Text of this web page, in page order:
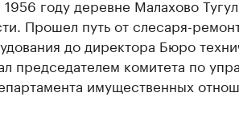
году деревне Малахово
Прошел путь от слесаря-
до директора Бюро
председателем комитета по
имущественных